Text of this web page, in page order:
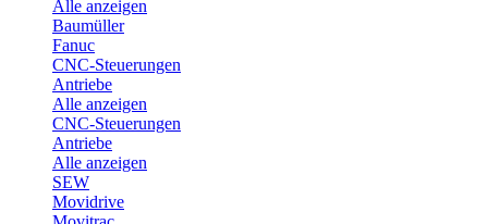
Alle anzeigen
Baumüller
Fanuc
CNC-Steuerungen
Antriebe
Alle anzeigen
CNC-Steuerungen
Antriebe
Alle anzeigen
SEW
Movidrive